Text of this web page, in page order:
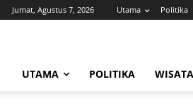
Jumat, Agustus 7, 2026 Utama Politika
UTAMA POLITIKA WISATA